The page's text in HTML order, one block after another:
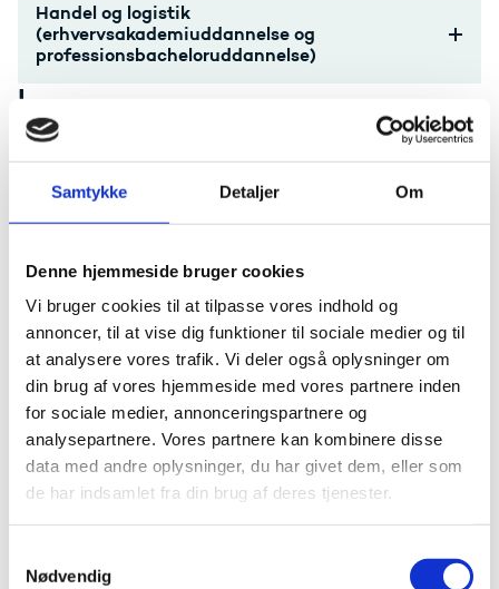
Samtykke Detaljer Om
Denne hjemmeside bruger cookies
Vi bruger cookies til at tilpasse vores indhold og
annoncer, til at vise dig funktioner til sociale medier og til
at analysere vores trafik. Vi deler også oplysninger om
din brug af vores hjemmeside med vores partnere inden
for sociale medier, annonceringspartnere og
analysepartnere. Vores partnere kan kombinere disse
data med andre oplysninger, du har givet dem, eller som
de har indsamlet fra din brug af deres tjenester.
Nødvendig
Handel og logistik
(erhvervsakademiuddannelse og
professionsbacheloruddannelse)
I
professionsbacheloruddannelse)
professionsbacheloruddannelse)
J
Jordbrug (erhvervsakademiuddannelse og
professionsbacheloruddannelse)
L
Laboratorie-, fødevare-, proces- og
P